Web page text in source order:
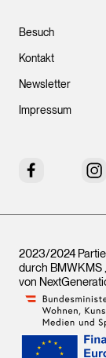
Besuch
Kontakt
Newsletter
Impressum
Facebook
2023/2024
durch BMWKMS
von